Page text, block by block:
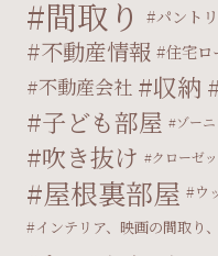
間取り パント
不動産情報 住宅ロ
不動産会社 収納
子ども部屋 ゾー
吹き抜け クローゼ
屋根裏部屋
ウ
インテリア、映画の間取り